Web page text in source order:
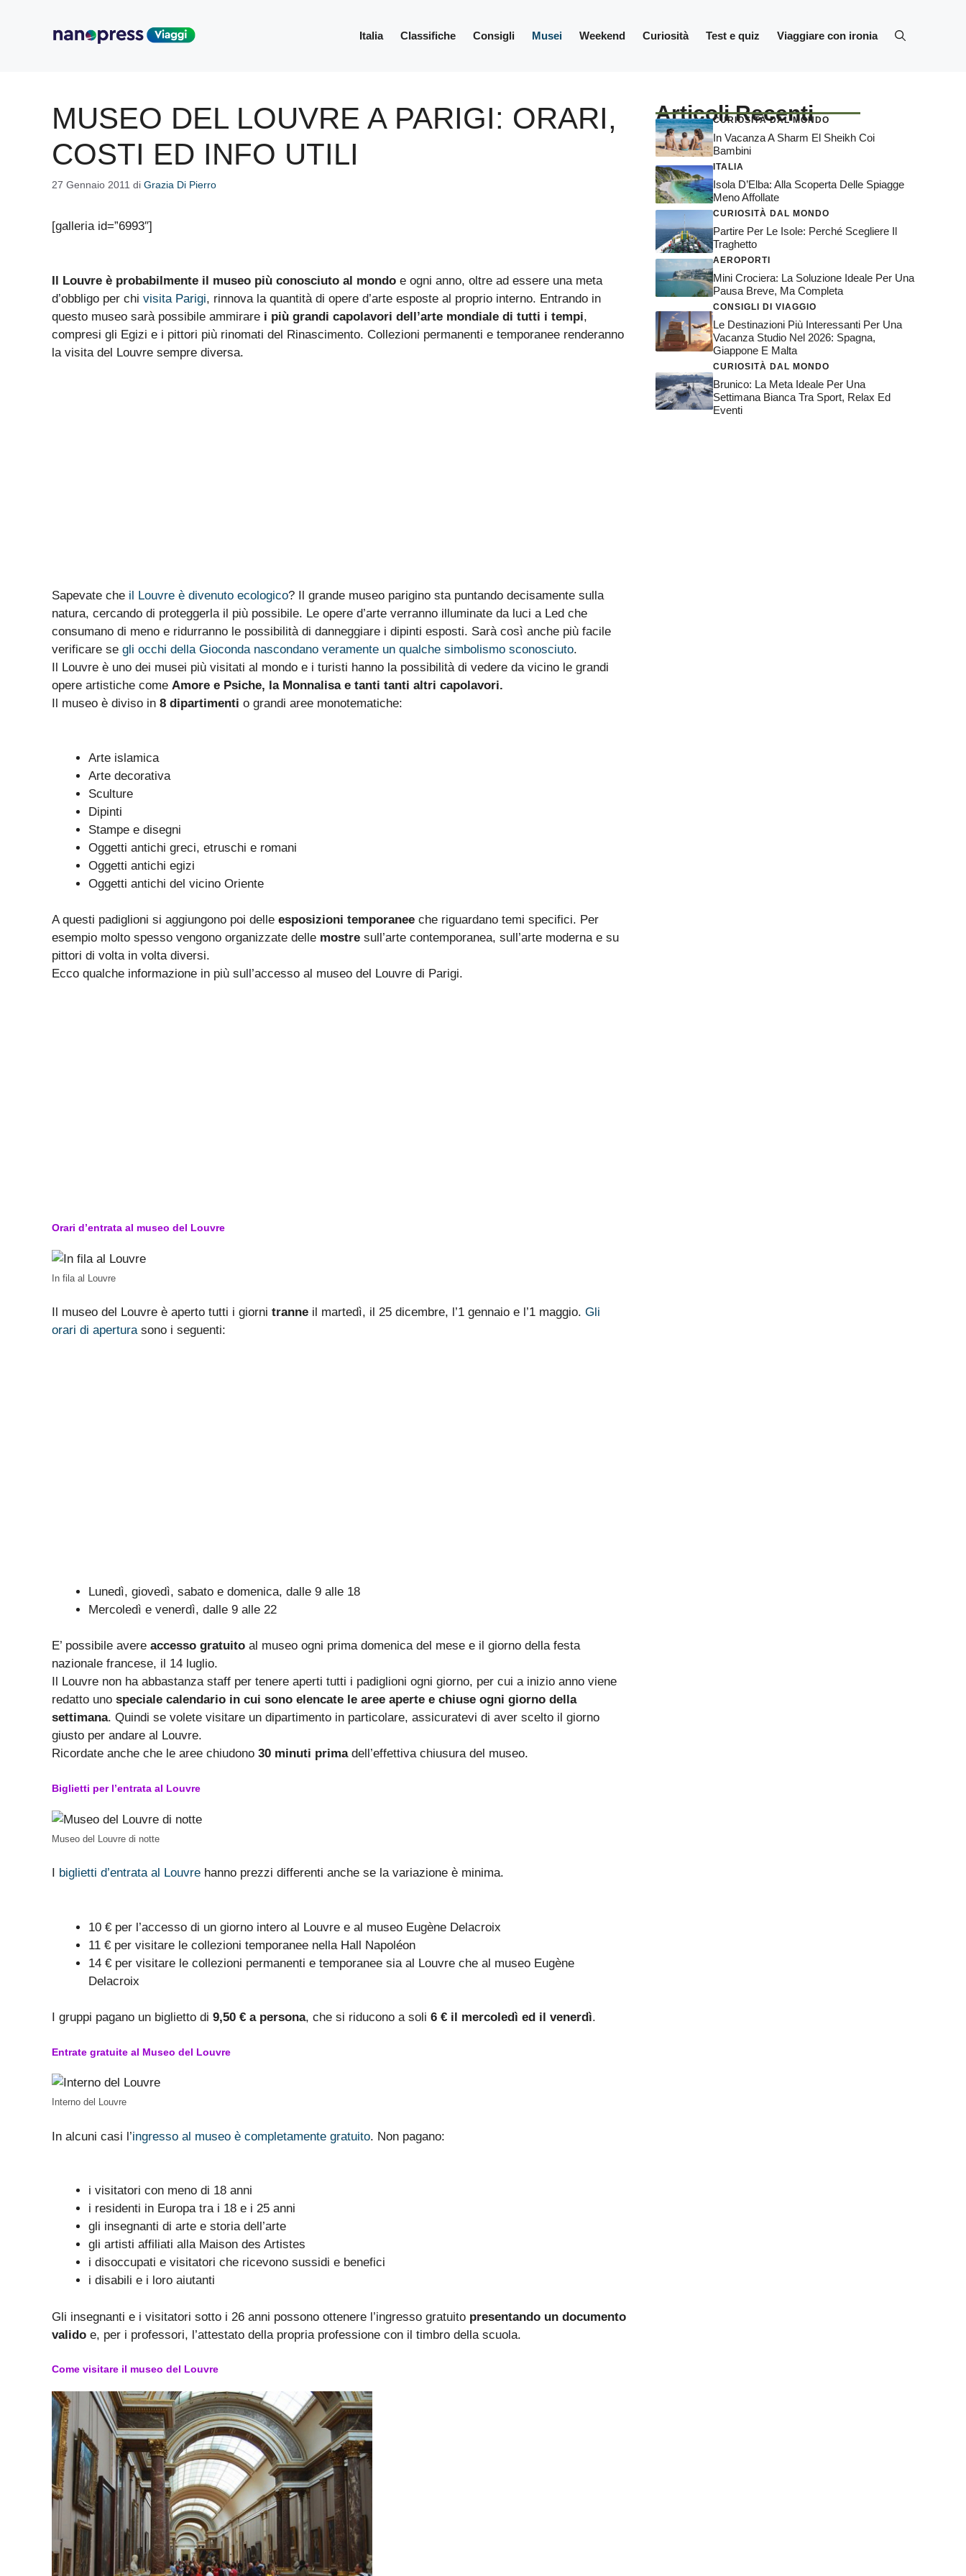
Italia Classifiche Consigli Musei Weekend Curiosità Test e quiz Viaggiare con ironia
MUSEO DEL LOUVRE A PARIGI: ORARI,
COSTI ED INFO UTILI
27 Gennaio 2011 di Grazia Di Pierro
[galleria id=”6993″]
Il Louvre è probabilmente il museo più conosciuto al mondo e ogni anno, oltre ad essere una meta
d’obbligo per chi visita Parigi, rinnova la quantità di opere d’arte esposte al proprio interno. Entrando in
questo museo sarà possibile ammirare i più grandi capolavori dell’arte mondiale di tutti i tempi,
compresi gli Egizi e i pittori più rinomati del Rinascimento. Collezioni permanenti e temporanee renderanno
la visita del Louvre sempre diversa.
Sapevate che il Louvre è divenuto ecologico? Il grande museo parigino sta puntando decisamente sulla
natura, cercando di proteggerla il più possibile. Le opere d’arte verranno illuminate da luci a Led che
consumano di meno e ridurranno le possibilità di danneggiare i dipinti esposti. Sarà così anche più facile
verificare se gli occhi della Gioconda nascondano veramente un qualche simbolismo sconosciuto.
Il Louvre è uno dei musei più visitati al mondo e i turisti hanno la possibilità di vedere da vicino le grandi
opere artistiche come Amore e Psiche, la Monnalisa e tanti tanti altri capolavori.
Il museo è diviso in 8 dipartimenti o grandi aree monotematiche:
Arte islamica
Arte decorativa
Sculture
Dipinti
Stampe e disegni
Oggetti antichi greci, etruschi e romani
Oggetti antichi egizi
Oggetti antichi del vicino Oriente
A questi padiglioni si aggiungono poi delle esposizioni temporanee che riguardano temi specifici. Per
esempio molto spesso vengono organizzate delle mostre sull’arte contemporanea, sull’arte moderna e su
pittori di volta in volta diversi.
Ecco qualche informazione in più sull’accesso al museo del Louvre di Parigi.
Orari d’entrata al museo del Louvre
In fila al Louvre
Il museo del Louvre è aperto tutti i giorni tranne il martedì, il 25 dicembre, l’1 gennaio e l’1 maggio. Gli
orari di aperturasono i seguenti:
Lunedì, giovedì, sabato e domenica, dalle 9 alle 18
Mercoledì e venerdì, dalle 9 alle 22
E’ possibile avere accesso gratuito al museo ogni prima domenica del mese e il giorno della festa
nazionale francese, il 14 luglio.
Il Louvre non ha abbastanza staff per tenere aperti tutti i padiglioni ogni giorno, per cui a inizio anno viene
redatto uno speciale calendario in cui sono elencate le aree aperte e chiuse ogni giorno della
settimana. Quindi se volete visitare un dipartimento in particolare, assicuratevi di aver scelto il giorno
giusto per andare al Louvre.
Ricordate anche che le aree chiudono 30 minuti primadell’effettiva chiusura del museo.
Biglietti per l’entrata al Louvre
Museo del Louvre di notte
biglietti d’entrata al Louvre hanno prezzi differenti anche se la variazione è minima.
10 € per l’accesso di un giorno intero al Louvre e al museo Eugène Delacroix
11 € per visitare le collezioni temporanee nella Hall Napoléon
14 € per visitare le collezioni permanenti e temporanee sia al Louvre che al museo Eugène
Delacroix
I gruppi pagano un biglietto di 9,50 € a persona, che si riducono a soli 6 € il mercoledì ed il venerdì.
Entrate gratuite al Museo del Louvre
Interno del Louvre
In alcuni casi l’ingresso al museo è completamente gratuito. Non pagano:
i visitatori con meno di 18 anni
i residenti in Europa tra i 18 e i 25 anni
gli insegnanti di arte e storia dell’arte
gli artisti affiliati alla Maison des Artistes
i disoccupati e visitatori che ricevono sussidi e benefici
i disabili e i loro aiutanti
Gli insegnanti e i visitatori sotto i 26 anni possono ottenere l’ingresso gratuito presentando un documento
valido e, per i professori, l’attestato della propria professione con il timbro della scuola.
Come visitare il museo del Louvre
Articoli Recenti
CURIOSITÀ DAL MONDO
In Vacanza A Sharm El Sheikh Coi
Bambini
ITALIA
Isola D’Elba: Alla Scoperta Delle Spiagge
Meno Affollate
CURIOSITÀ DAL MONDO
Partire Per Le Isole: Perché Scegliere Il
Traghetto
AEROPORTI
Mini Crociera: La Soluzione Ideale Per Una
Pausa Breve, Ma Completa
CONSIGLI DI VIAGGIO
Le Destinazioni Più Interessanti Per Una
Vacanza Studio Nel 2026: Spagna,
Giappone E Malta
CURIOSITÀ DAL MONDO
Brunico: La Meta Ideale Per Una
Settimana Bianca Tra Sport, Relax Ed
Eventi